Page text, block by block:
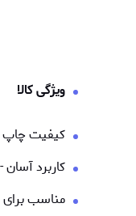
ویژگی کالا
کیفیت چاپ
کاربرد
مناسب برای